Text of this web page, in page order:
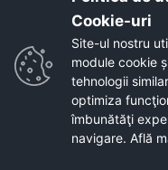
Copyright © 2026 -
Cookie-uri‎
Site-ul nostru
module cookie
tehnologii
optimiza
îmbunătăţi
navigare. Află